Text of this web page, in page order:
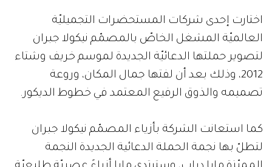
اختارت إحدى شركات المستحضرات التجميليّة
العالميّة المشغل الخاصّ بالمصمّم نيكولا جبران
لتصوير حملتها الدعائيّة الجديدة لموسم خريف وشتاء
2012، وذلك بعد أن لفتها جمال المكان، وروعة
تصميمه والذوق الرفيع المعتمد في خطوط الديكور.
كما استعانت الشركة بأزياء المصمّم نيكولا جبران
لتطلّ بها نجمة الحملة الدعائية الجديدة النجمة